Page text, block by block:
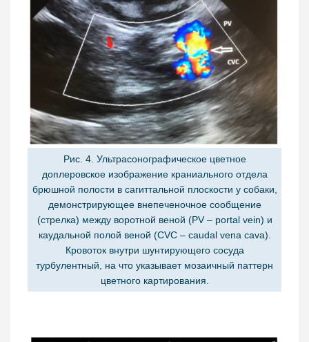
Рис. 4. Ультрасонографическое цветное
доплеровское изображение краниального отдела
брюшной полости в сагиттальной плоскости у собаки,
демонстрирующее внепеченочное сообщение
(стрелка) между воротной веной (PV – portal vein) и
каудальной полой веной (CVC – caudal vena cava).
Кровоток внутри шунтирующего сосуда
турбулентный, на что указывает мозаичный паттерн
цветного картирования.